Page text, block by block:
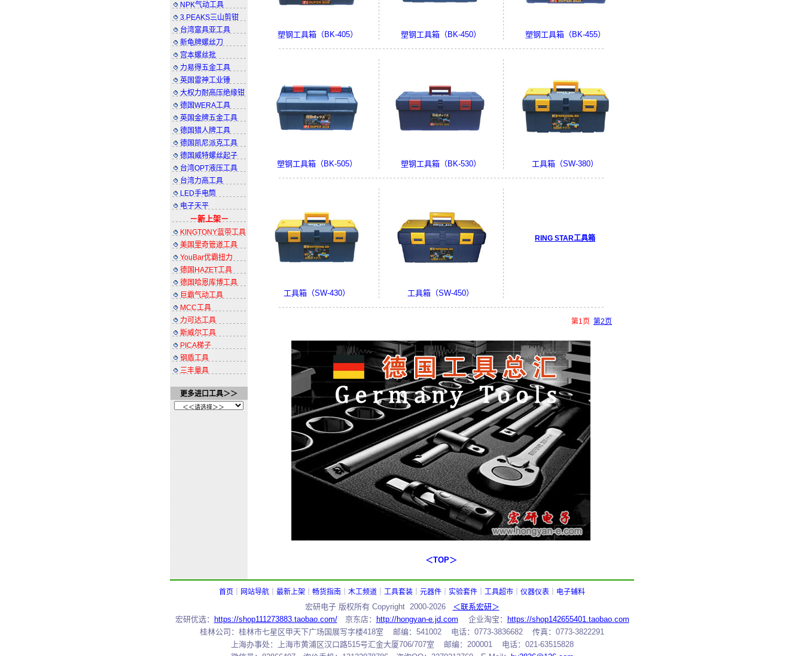
NPK气动工具
3.PEAKS三山剪钳
台湾富具亚工具
新龟牌螺丝刀
宫本螺丝批
力易得五金工具
英国雷神工业锤
大权力耐高压绝缘钳
德国WERA工具
英国金牌五金工具
德国猎人牌工具
德国凯尼派克工具
德国威特螺丝起子
台湾OPT液压工具
台湾力高工具
LED手电筒
电子天平
－新上架－
KINGTONY蓝带工具
美国里奇管道工具
YouBar优霸扭力
德国HAZET工具
德国哈恩库博工具
巨霸气动工具
MCC工具
力可达工具
斯威尔工具
PICA梯子
钢盾工具
三丰量具
更多进口工具＞＞
塑钢工具箱（BK-405） 塑钢工具箱（BK-450） 塑钢工具箱（BK-455）
塑钢工具箱（BK-505） 塑钢工具箱（BK-530） 工具箱（SW-380）
RING STAR工具箱
工具箱（SW-430） 工具箱（SW-450）
第1页 第2页
＜TOP＞
首页 网站导航 最新上架 畅货指南 木工频道 工具套装 元器件 实验套件 工具超市 仪器仪表 电子辅料
宏研电子 版权所有 Copyright 2000-2026 ＜联系宏研＞
宏研优选：
https://shop111273883.taobao.com/京东店： http://hongyan-e.jd.com 企业淘宝：
https://shop142655401.taobao.com
桂林公司：桂林市七星区甲天下广场国展写字楼418室 邮编：541002 电话：0773-3836682 传真：0773-3822291
上海办事处：上海市黄浦区汉口路515号汇金大厦706/707室 邮编：200001 电话：021-63515828